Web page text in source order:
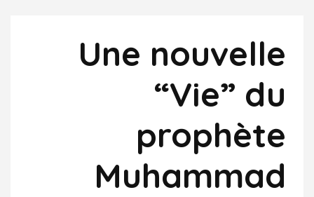
Une nouvelle
“Vie” du
prophète
Muhammad